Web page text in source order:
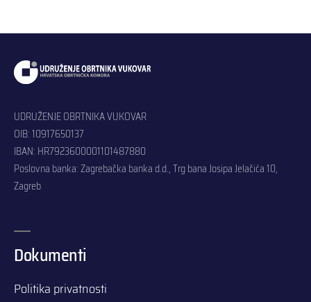
UDRUŽENJE OBRTNIKA VUKOVAR
OIB: 10917650137
IBAN: HR7923600001101487880
Poslovna banka: Zagrebačka banka d.d., Trg bana Josipa Jelačića 10,
Zagreb
Dokumenti
Politika privatnosti